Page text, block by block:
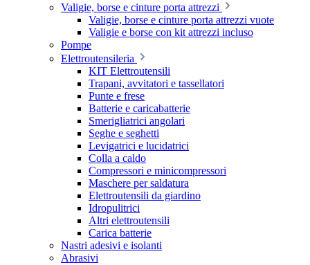
Valigie, borse e cinture porta attrezzi
Valigie, borse e cinture porta attrezzi vuote
Valigie e borse con kit attrezzi incluso
Pompe
Elettroutensileria
KIT Elettroutensili
Trapani, avvitatori e tassellatori
Punte e frese
Batterie e caricabatterie
Smerigliatrici angolari
Seghe e seghetti
Levigatrici e lucidatrici
Colla a caldo
Compressori e minicompressori
Maschere per saldatura
Elettroutensili da giardino
Idropulitrici
Altri elettroutensili
Carica batterie
Nastri adesivi e isolanti
Abrasivi